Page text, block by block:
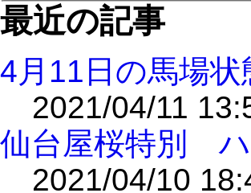
最近の記事
4月11日の馬場状
2021/04/11
仙台屋桜特別 ハ
2021/04/10